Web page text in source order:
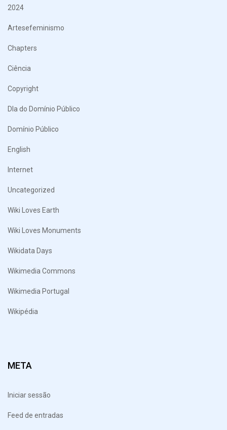
2024
Artesefeminismo
Chapters
Ciência
Copyright
DIa do Domínio Público
Domínio Público
English
Internet
Uncategorized
Wiki Loves Earth
Wiki Loves Monuments
Wikidata Days
Wikimedia Commons
Wikimedia Portugal
Wikipédia
META
Iniciar sessão
Feed de entradas